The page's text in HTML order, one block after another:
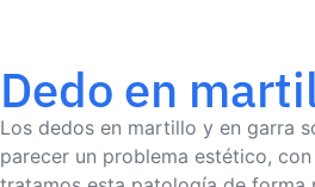
Dedo en
Los dedos en martillo y en garra
parecer un problema estético,